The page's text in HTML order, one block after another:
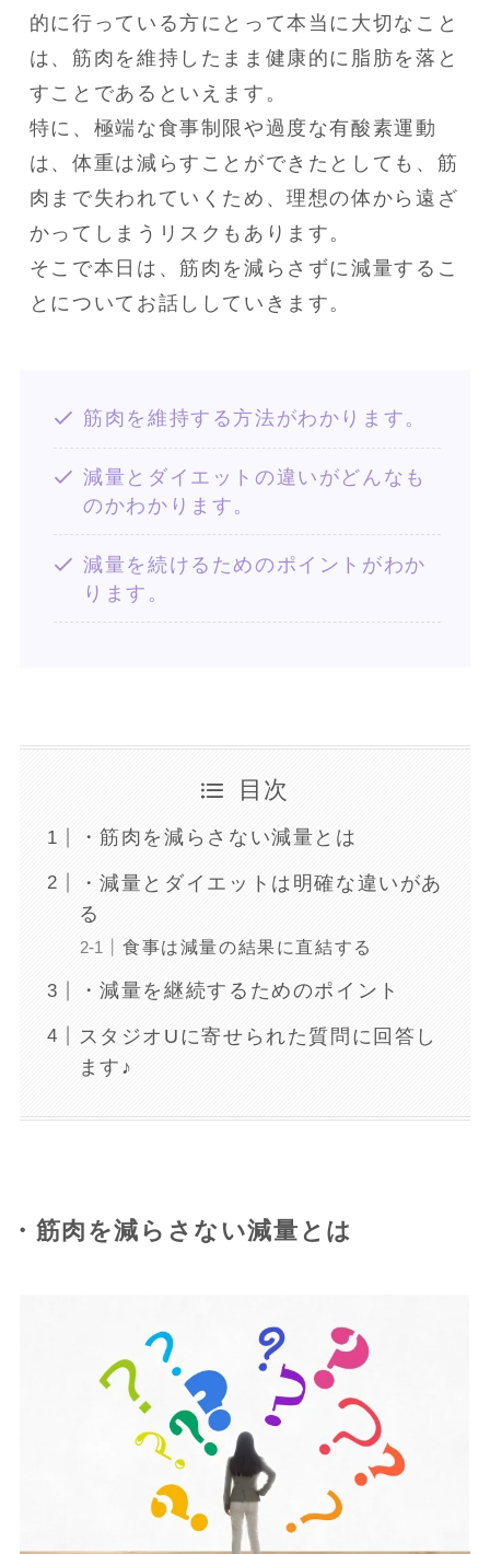
的に行っている方にとって本当に大切なこと
は、筋肉を維持したまま健康的に脂肪を落と
すことであるといえます。
特に、極端な食事制限や過度な有酸素運動
は、体重は減らすことができたとしても、筋
肉まで失われていくため、理想の体から遠ざ
かってしまうリスクもあります。
そこで本日は、筋肉を減らさずに減量するこ
とについてお話ししていきます。
筋肉を維持する方法がわかります。
減量とダイエットの違いがどんなも
のかわかります。
減量を続けるためのポイントがわか
ります。
目次
・筋肉を減らさない減量とは
・減量とダイエットは明確な違いがあ
る
食事は減量の結果に直結する
・減量を継続するためのポイント
スタジオUに寄せられた質問に回答し
ます♪
・筋肉を減らさない減量とは